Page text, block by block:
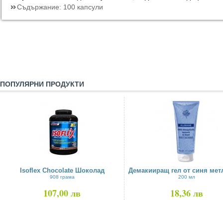
Съдържание: 100 капсули
ПОПУЛЯРНИ ПРОДУКТИ
Isoflex Chocolate Шоколад
908 грама
107,00 лв
Демакииращ гел от синя
200 мл
18,36 лв